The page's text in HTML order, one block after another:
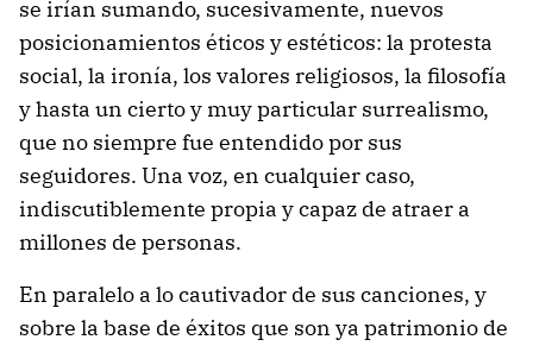
se irían sumando, sucesivamente, nuevos
posicionamientos éticos y estéticos: la protesta
social, la ironía, los valores religiosos, la filosofía
y hasta un cierto y muy particular surrealismo,
que no siempre fue entendido por sus
seguidores. Una voz, en cualquier caso,
indiscutiblemente propia y capaz de atraer a
millones de personas.
En paralelo a lo cautivador de sus canciones, y
sobre la base de éxitos que son ya patrimonio de